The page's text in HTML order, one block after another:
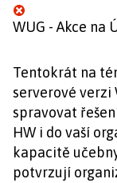
WUG - Akce na
Tentokrát na
serverové verzi
spravovat
HW i do vaší
kapacitě
potvrzují